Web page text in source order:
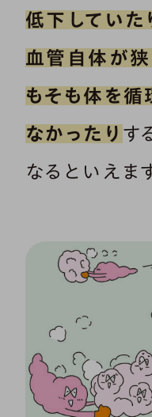
低下していた
血管自体が狭
もそも体を
なかったり す
なるといえます